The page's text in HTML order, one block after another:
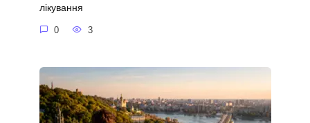
лікування
0 3